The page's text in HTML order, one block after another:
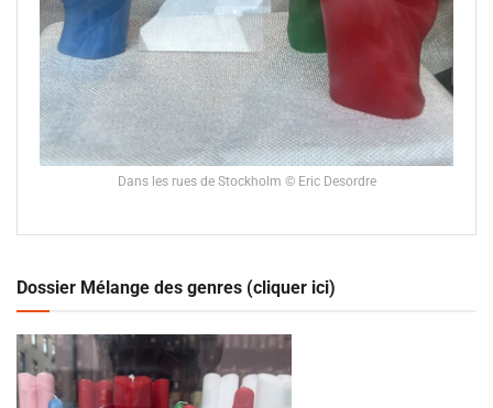
Dans les rues de Stockholm © Eric Desordre
Dossier Mélange des genres (cliquer ici)